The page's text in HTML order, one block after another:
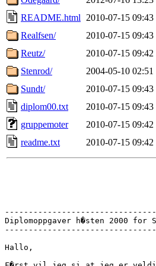
README.html
2010-07-15 09:43
Realfsen/
2010-07-15 09:43
Reutz/
2010-07-15 09:42
Stenrod/
2004-05-10 02:51
Sundt/
2010-07-15 09:43
diplom00.txt
2010-07-15 09:43
gruppemoter
2010-07-15 09:42
readme.txt
2010-07-15 09:42
Diplomoppgaver h�sten 2000 for
Hallo,